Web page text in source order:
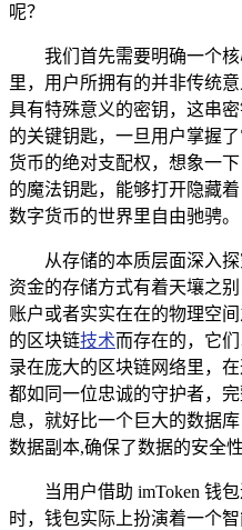
呢？
我们首先需要明确一个
里，用户所拥有的并非传统
具有特殊意义的密钥，这串
的关键钥匙，一旦用户掌握
货币的绝对支配权，想象一
的魔法钥匙，能够打开隐藏
数字货币的世界里自由驰骋。
从存储的本质层面深入
资金的存储方式有着天壤之
账户或者实实在在的物理空
的区块链技术而存在的，它
录在庞大的区块链网络里，
都如同一位忠诚的守护者，
息，就好比一个巨大的数据
数据副本,确保了数据的安全
当用户借助 imToken 钱
时，钱包实际上扮演着一个